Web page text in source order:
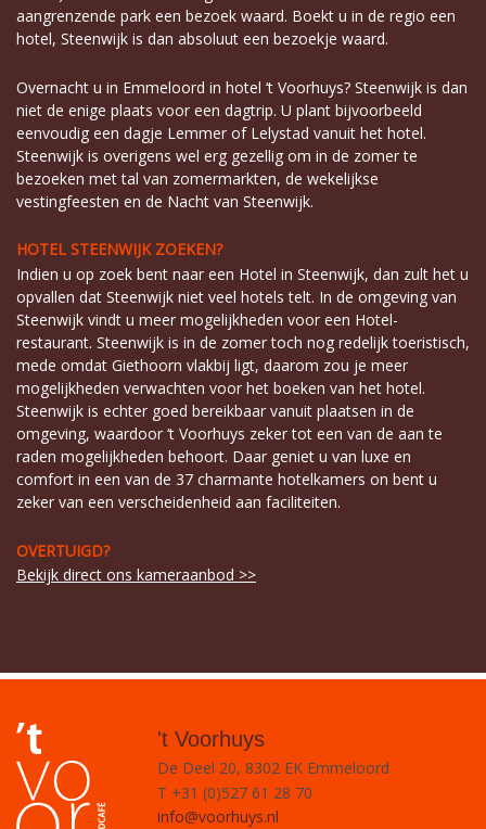
aangrenzende park een bezoek waard. Boekt u in de regio een
hotel, Steenwijk is dan absoluut een bezoekje waard.
Overnacht u in Emmeloord in hotel ‘t Voorhuys? Steenwijk is dan
niet de enige plaats voor een dagtrip. U plant bijvoorbeeld
eenvoudig een dagje Lemmer of Lelystad vanuit het hotel.
Steenwijk is overigens wel erg gezellig om in de zomer te
bezoeken met tal van zomermarkten, de wekelijkse
vestingfeesten en de Nacht van Steenwijk.
HOTEL STEENWIJK ZOEKEN?
Indien u op zoek bent naar een Hotel in Steenwijk, dan zult het u
opvallen dat Steenwijk niet veel hotels telt. In de omgeving van
Steenwijk vindt u meer mogelijkheden voor een Hotel-
restaurant. Steenwijk is in de zomer toch nog redelijk toeristisch,
mede omdat Giethoorn vlakbij ligt, daarom zou je meer
mogelijkheden verwachten voor het boeken van het hotel.
Steenwijk is echter goed bereikbaar vanuit plaatsen in de
omgeving, waardoor ‘t Voorhuys zeker tot een van de aan te
raden mogelijkheden behoort. Daar geniet u van luxe en
comfort in een van de 37 charmante hotelkamers on bent u
zeker van een verscheidenheid aan faciliteiten.
OVERTUIGD?
Bekijk direct ons kameraanbod >>
't Voorhuys
De Deel 20, 8302 EK Emmeloord
T +31 (0)527 61 28 70
info@voorhuys.nl